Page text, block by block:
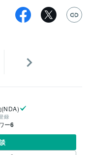
(NDA)
録
ー6